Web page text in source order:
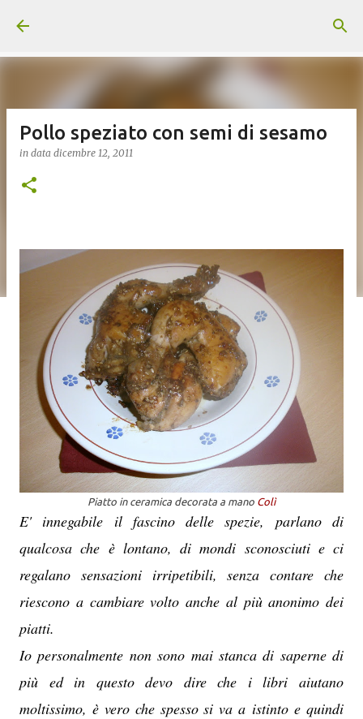
Pollo speziato con semi di sesamo
in data dicembre 12, 2011
Piatto in ceramica decorata a mano Colì
E' innegabile il fascino delle spezie, parlano di
qualcosa che è lontano, di mondi sconosciuti e ci
regalano sensazioni irripetibili, senza contare che
riescono a cambiare volto anche al più anonimo dei
piatti.
Io personalmente non sono mai stanca di saperne di
più ed in questo devo dire che i libri aiutano
moltissimo, è vero che spesso si va a istinto e quindi